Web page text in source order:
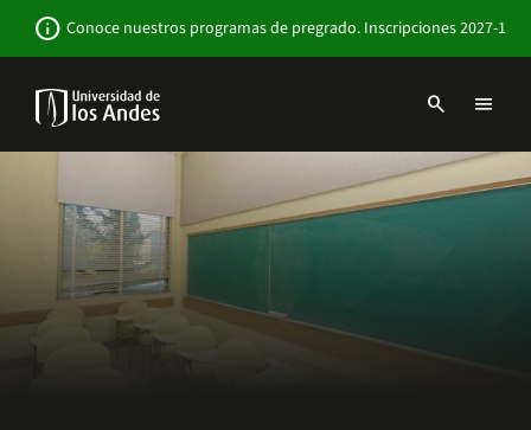
contenido
info Conoce nuestros programas de pregrado. Inscripciones 2027-1
Navbar
Institucional
search menu